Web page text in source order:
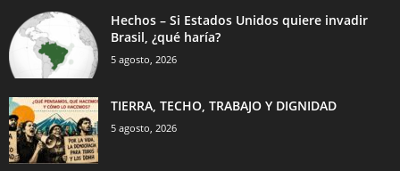
Hechos – Si Estados Unidos quiere invadir
Brasil, ¿qué haría?
5 agosto, 2026
TIERRA, TECHO, TRABAJO Y DIGNIDAD
5 agosto, 2026